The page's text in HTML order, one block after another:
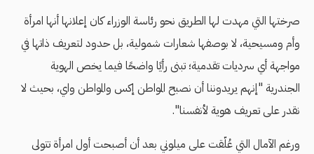
صرختها التي مهدت لها الطريق نحو رئاسة الوزراء كان إعلانها أنها امرأة
وأم ومسيحية، لا بوصفها شعارات شمولية، بل حدود لتعريف ذاتها في
مواجهة أي سرديات تقدمية؛ تبنى رأيًا واضحًا فيما يخص الهوية
الجندرية "إنهم يريدوننا أن نصبح المواطن إكس والمواطن واي، بحيث لا
نقدر على تعريف هوية لأنفسنا".
ورغم الآمال التي عُلّقت على ميلوني بعد أن أصبحت أول امرأة تتولى